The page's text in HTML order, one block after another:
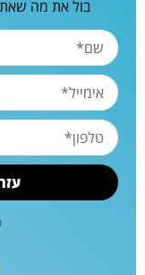
בול את מה